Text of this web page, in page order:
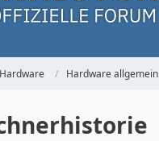
Hardware Hardware allgemein